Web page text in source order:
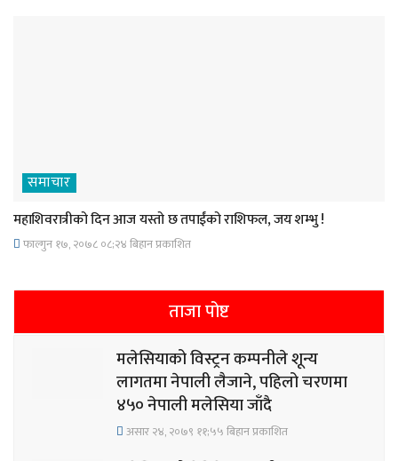
समाचार
महाशिवरात्रीको दिन आज यस्तो छ तपाईंको राशिफल, जय शम्भु !
फाल्गुन १७, २०७८ ०८;२४ बिहान प्रकाशित
ताजा पोष्ट
मलेसियाको विस्ट्रन कम्पनीले शून्य
लागतमा नेपाली लैजाने, पहिलो चरणमा
४५० नेपाली मलेसिया जाँदै
असार २४, २०७९ ११;५५ बिहान प्रकाशित